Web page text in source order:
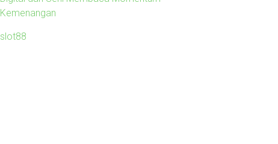
Kemenangan
slot88